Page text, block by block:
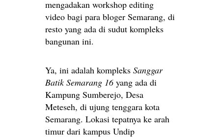
mengadakan workshop editing
video bagi para bloger Semarang, di
resto yang ada di sudut kompleks
bangunan ini.
Ya, ini adalah kompleks Sanggar
Batik Semarang 16yang ada di
Kampung Sumberejo, Desa
Meteseh, di ujung tenggara kota
Semarang. Lokasi tepatnya ke arah
timur dari kampus Undip